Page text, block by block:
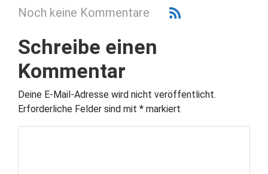
Noch keine Kommentare
Schreibe einen
Kommentar
Deine E-Mail-Adresse wird nicht veröffentlicht.
Erforderliche Felder sind mit * markiert